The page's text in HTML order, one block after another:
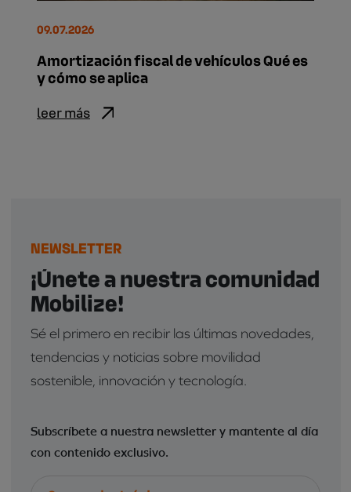
Amortización fiscal de vehículos Qué es
y cómo se aplica
09.07.2026
leer más
NEWSLETTER
¡Únete a nuestra comunidad
Mobilize!
Sé el primero en recibir las últimas novedades,
tendencias y noticias sobre movilidad
sostenible, innovación y tecnología.
Subscríbete a nuestra newsletter y mantente al día
con contenido exclusivo.